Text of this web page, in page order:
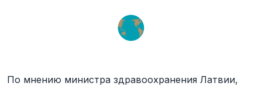
По мнению министра здравоохранения Латвии,